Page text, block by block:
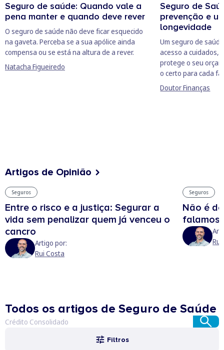
Seguro de saúde: Quando vale a
pena manter e quando deve rever
O seguro de saúde não deve ficar esquecido
na gaveta. Perceba se a sua apólice ainda
compensa ou se está na altura de a rever.
Natacha Figueiredo
Seguro de
prevenção e
longevidade
Um seguro de
acesso a cuidados,
protege o seu
o certo para cada
Doutor Finanças
Artigos de Opinião
Seguros
Entre o risco e a justiça: Segurar a
vida sem penalizar quem já venceu o
cancro
Artigo por:
Rui Costa
Seguros
Não é
Todos os artigos de Seguro de Saúde
Filtros